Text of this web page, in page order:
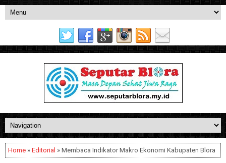
Home » Editorial » Membaca Indikator Makro Ekonomi Kabupaten Blora